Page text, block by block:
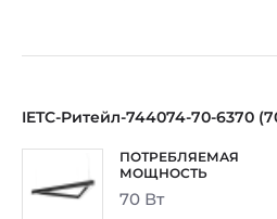
IETC-Ритейл-744074-70-6370
70 Вт